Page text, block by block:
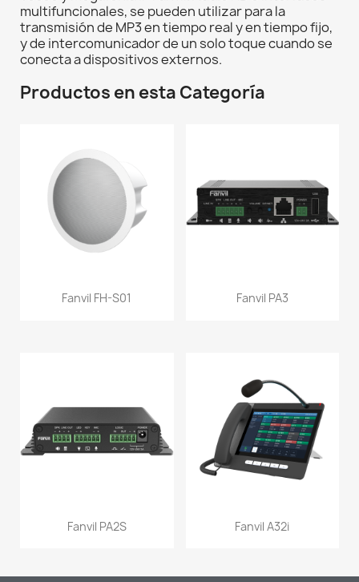
multifuncionales, se pueden utilizar para la
transmisión de MP3 en tiempo real y en tiempo fijo,
y de intercomunicador de un solo toque cuando se
conecta a dispositivos externos.
Productos en esta Categoría
Fanvil FH-S01 Fanvil PA3
Fanvil PA2S Fanvil A32i